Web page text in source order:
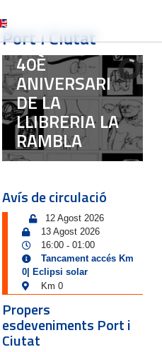
Port i Ciutat
40È
ANIVERSARI
DE LA
LLIBRERIA LA
RAMBLA
Avís de circulació
12 Agost 2026
13 Agost 2026
16:00- 01:00
Tancament accés Km
0| Eclipsi solar
Km 0
Propers
esdeveniments Port i
Ciutat